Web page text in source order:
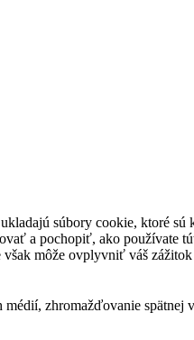
súbory cookie, ktoré sú
a pochopiť, ako používate
môže ovplyvniť váš
zhromažďovanie spätnej